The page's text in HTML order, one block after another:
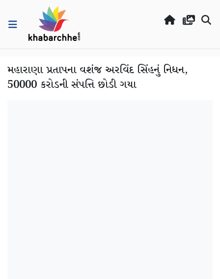
મહારાણા પ્રતાપના વશંજ અરવિંદ સિંહનું નિધન,
50000 કરોડની સંપત્તિ છોડી ગયા